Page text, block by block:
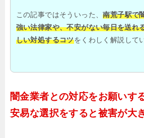
この記事ではそういった、南荒子駅で
強い法律家や、不安がない毎日を送れ
しい対処するコツをくわしく解説して
闇金業者との対応をお願いす
安易な選択をすると被害が大